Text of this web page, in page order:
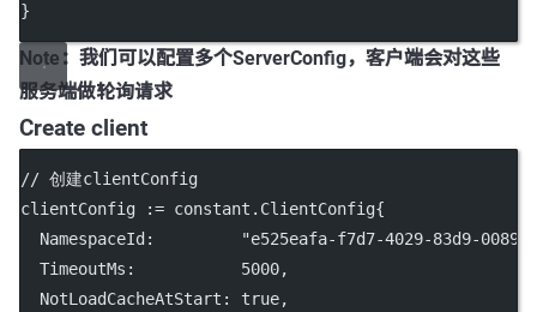
}
Note：我们可以配置多个ServerConfig，客户端会对这些
服务端做轮询请求
Create client
// 创建clientConfig
clientConfig
:= constant.ClientConfig{
  NamespaceId:
"e525eafa-f7d7-4029-83d9-
  TimeoutMs:
5000,
  NotLoadCacheAtStart:
true,